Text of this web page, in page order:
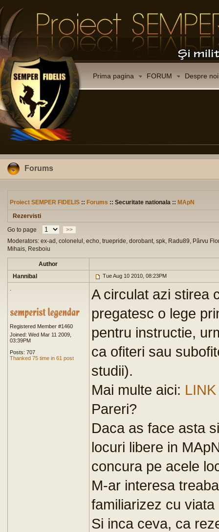
Prima pagina FORUM Despre noi
Forums
Proiect SEMPER FIDELIS :: Forums :: Securitate nationala :: MApN
Rezervisti
Go to page
>>
Moderators: ex-ad, colonelul, echo, truepride, dorobant, spk, Radu89, Pârvu
Mihais, Resboiu
Author
Hannibal
Tue Aug 10 2010, 08:23PM
.
Registered Member #1460
Joined: Wed Mar 11 2009,
03:39PM
Posts: 707
Thanked 75 time in 61 post
A circulat azi stirea
pregatesc o lege
pentru instructie,
ca ofiteri sau
studii).
Mai multe aici: LINK
Pareri?
Daca as face asta
locuri libere in
concura pe acele
M-ar interesa
familiarizez cu viata
Si inca ceva, ca